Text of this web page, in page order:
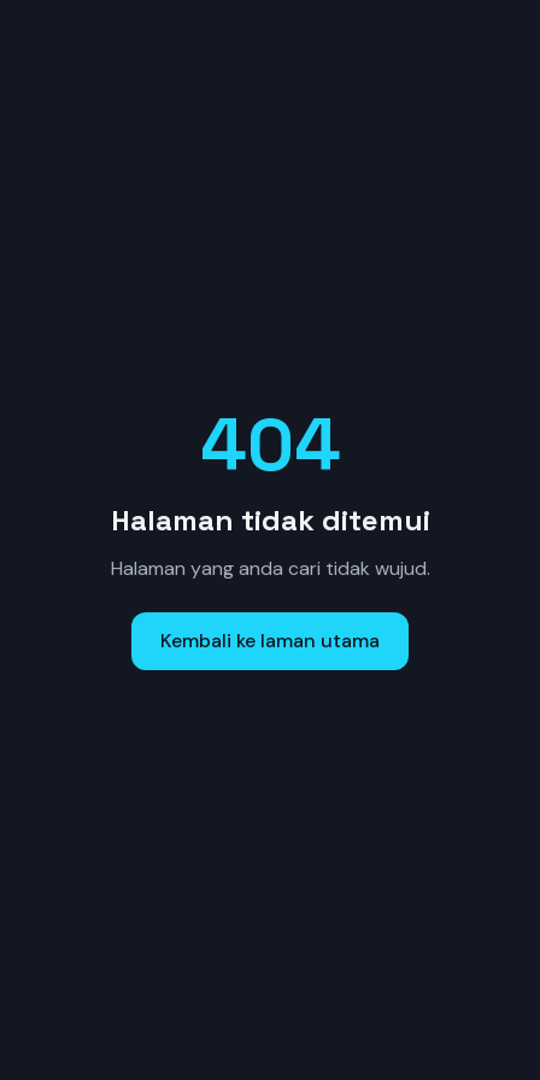
404
Halaman tidak ditemui
Halaman yang anda cari tidak wujud.
Kembali ke laman utama